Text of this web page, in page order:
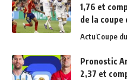
1,76 et
de la coupe
ActuCoupe
Pronostic
2,37 et